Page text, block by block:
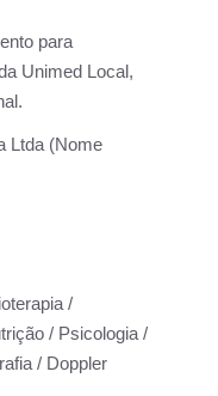
para
Unimed Local,
Ltda (Nome
/
/ Psicologia /
/ Doppler